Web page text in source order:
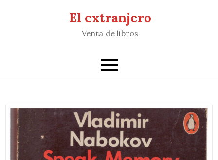
El extranjero
Venta de libros